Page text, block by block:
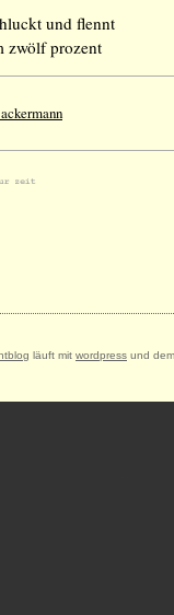
und flennt
zwölf prozent
läuft mit wordpress und